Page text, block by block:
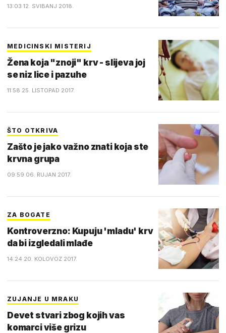
13:03 12. SVIBANJ 2018.
MEDICINSKI MISTERIJ
Žena koja "znoji" krv - slijeva joj
se niz lice i pazuhe
11:58 25. LISTOPAD 2017.
ŠTO OTKRIVA
Zašto je jako važno znati koja ste
krvna grupa
09:59 06. RUJAN 2017.
ZA BOGATE
Kontroverzno: Kupuju 'mladu' krv
da bi izgledali mlađe
14:24 20. KOLOVOZ 2017.
ZUJANJE U MRAKU
Devet stvari zbog kojih vas
komarci više grizu